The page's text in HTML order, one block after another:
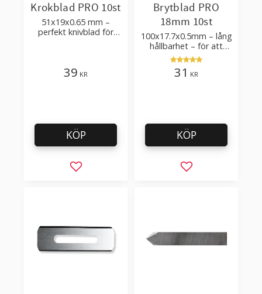
Krokblad PRO 10st
51x19x0.65 mm –
perfekt knivblad för
39 KR
Lägg till i favoriter
KÖP
Brytblad PRO
18mm 10st
100x17.7x0.5mm – lång
hållbarhet – för att
skära kartong, tapet
och golvmaterial
31 KR
Lägg till i
KÖP